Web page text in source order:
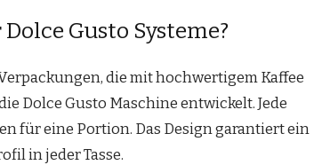
Gusto Systeme?
die mit hochwertigem Kaffee
Dolce Gusto Maschine entwickelt. Jede
für eine Portion. Das Design garantiert ein
in jeder Tasse.